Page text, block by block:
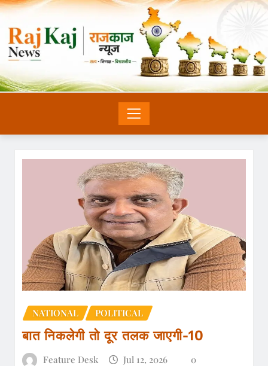
NATIONAL POLITICAL
बात निकलेगी तो दूर तलक जाएगी-10
Feature Desk Jul 12, 2026 0